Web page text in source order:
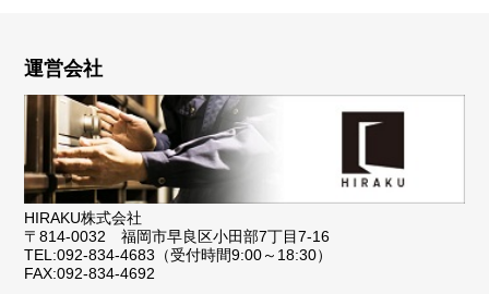
運営会社
HIRAKU株式会社
〒814-0032 福岡市早良区小田部7丁目7-16
TEL:092-834-4683（受付時間9:00～18:30）
FAX:092-834-4692